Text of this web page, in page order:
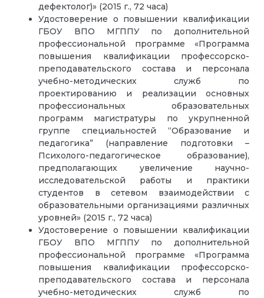
дефектолог)» (2015 г., 72 часа)
Удостоверение о повышении квалификации
ГБОУ ВПО МГППУ по дополнительной
профессиональной программе «Программа
повышения квалификации профессорско-
преподавательского состава и персонала
учебно-методических служб по
проектированию и реализации основных
профессиональных образовательных
программ магистратуры по укрупненной
группе специальностей “Образование и
педагогика” (направление подготовки –
Психолого-педагогическое образование),
предполагающих увеличение научно-
исследовательской работы и практики
студентов в сетевом взаимодействии с
образовательными организациями различных
уровней» (2015 г., 72 часа)
Удостоверение о повышении квалификации
ГБОУ ВПО МГППУ по дополнительной
профессиональной программе «Программа
повышения квалификации профессорско-
преподавательского состава и персонала
учебно-методических служб по